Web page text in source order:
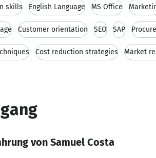
skills English Language MS Office
Customer orientation SEO SAP
Cost reduction strategies Market
von Samuel Costa